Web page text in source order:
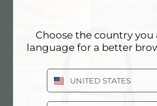
INTRIGO 400
Choose the country you
language for a better
UNITED STATES